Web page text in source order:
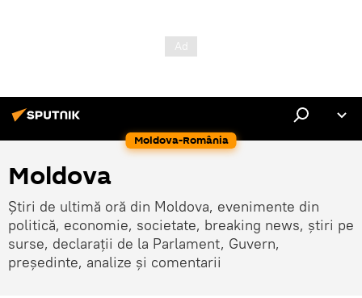
Moldova-România
Moldova
Știri de ultimă oră din Moldova, evenimente din
politică, economie, societate, breaking news, știri pe
surse, declarații de la Parlament, Guvern,
președinte, analize și comentarii